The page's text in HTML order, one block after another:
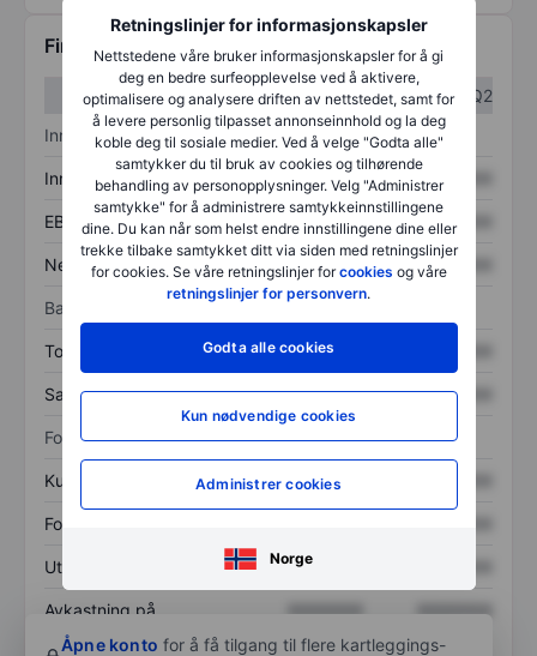
Retningslinjer for informasjonskapsler
Nettstedene våre bruker informasjonskapsler for å gi
deg en bedre surfeopplevelse ved å aktivere,
optimalisere og analysere driften av nettstedet, samt for
å levere personlig tilpasset annonseinnhold og la deg
koble deg til sosiale medier. Ved å velge "Godta alle"
samtykker du til bruk av cookies og tilhørende
behandling av personopplysninger. Velg "Administrer
samtykke" for å administrere samtykkeinnstillingene
dine. Du kan når som helst endre innstillingene dine eller
trekke tilbake samtykket ditt via siden med retningslinjer
for cookies. Se våre retningslinjer forcookies og våre
retningslinjer for personvern.
Godta alle cookies
Kun nødvendige cookies
Administrer cookies
Norge
Finansiell informasjon
Q1
Q2
Inntektsoversikt
Inntekter XXXXXXX XXXXXXX
EBITDA XXXXXXX XXXXXXX
Nettoinntekt XXXXXXX XXXXXXX
Balanse
Totale eiendeler XXXXXXX
Samlet gjeld XXXXXXX XXXXXXX
Forholdstall
Kurs/salg XXXXXXX
Fortjeneste per aksje
Utbytte per aksje XXXXXXX
Avkastning på
egenkapital
XXXXXXX
XXXXXXX
Åpne konto for å få tilgang til flere kartleggings-